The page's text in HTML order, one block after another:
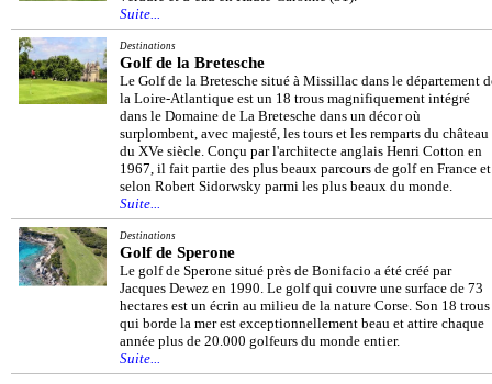
Suite...
Destinations
Golf de la Bretesche
Le Golf de la Bretesche situé à Missillac dans le département
la Loire-Atlantique est un 18 trous magnifiquement intégré
dans le Domaine de La Bretesche dans un décor où
surplombent, avec majesté, les tours et les remparts du château
du XVe siècle. Conçu par l'architecte anglais Henri Cotton en
1967, il fait partie des plus beaux parcours de golf en France et
selon Robert Sidorwsky parmi les plus beaux du monde.
Suite...
Destinations
Golf de Sperone
Le golf de Sperone situé près de Bonifacio a été créé par
Jacques Dewez en 1990. Le golf qui couvre une surface de 73
hectares est un écrin au milieu de la nature Corse. Son 18 trous
qui borde la mer est exceptionnellement beau et attire chaque
année plus de 20.000 golfeurs du monde entier.
Suite...